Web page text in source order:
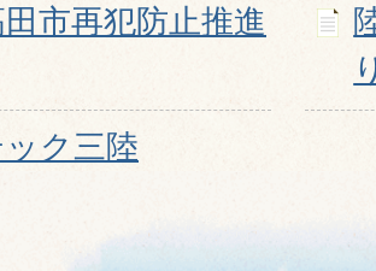
市再犯防止推進
ク三陸